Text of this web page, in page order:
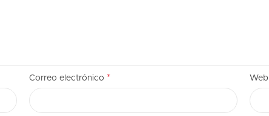
Correo electrónico * Web